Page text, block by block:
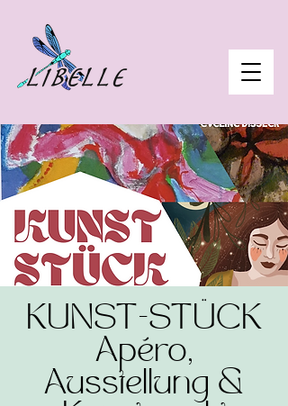
KUNST-STÜCK
Apéro,
Ausstellung &